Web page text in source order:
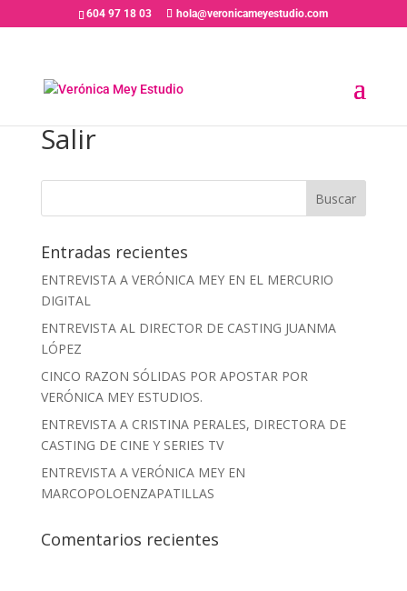
604 97 18 03 hola@veronicameyestudio.com
Salir
Entradas recientes
ENTREVISTA A VERÓNICA MEY EN EL MERCURIO
DIGITAL
ENTREVISTA AL DIRECTOR DE CASTING JUANMA
LÓPEZ
CINCO RAZON SÓLIDAS POR APOSTAR POR
VERÓNICA MEY ESTUDIOS.
ENTREVISTA A CRISTINA PERALES, DIRECTORA DE
CASTING DE CINE Y SERIES TV
ENTREVISTA A VERÓNICA MEY EN
MARCOPOLOENZAPATILLAS
Comentarios recientes